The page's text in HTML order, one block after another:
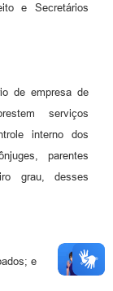
e Secretários
de empresa de
serviços
interno dos
parentes
grau, desses
e